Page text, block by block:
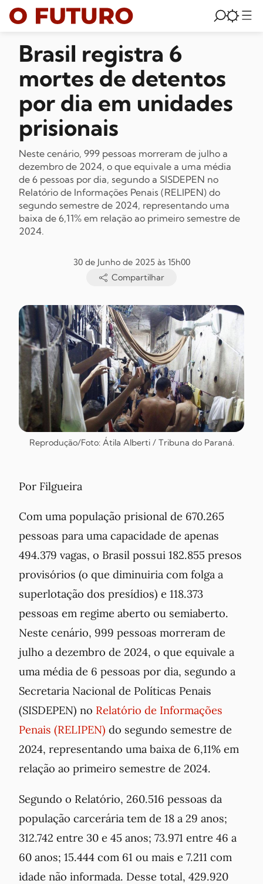
Brasil registra 6
mortes de detentos
por dia em unidades
prisionais
Neste cenário, 999 pessoas morreram de julho a
dezembro de 2024, o que equivale a uma média
de 6 pessoas por dia, segundo a SISDEPEN no
Relatório de Informações Penais (RELIPEN) do
segundo semestre de 2024, representando uma
baixa de 6,11% em relação ao primeiro semestre de
2024.
30 de Junho de 2025 às 15h00
Compartilhar
Reprodução/Foto: Átila Alberti / Tribuna do Paraná.
Por Filgueira
Com uma população prisional de 670.265
pessoas para uma capacidade de apenas
494.379 vagas, o Brasil possui 182.855 presos
provisórios (o que diminuiria com folga a
superlotação dos presídios) e 118.373
pessoas em regime aberto ou semiaberto.
Neste cenário, 999 pessoas morreram de
julho a dezembro de 2024, o que equivale a
uma média de 6 pessoas por dia, segundo a
Secretaria Nacional de Políticas Penais
(SISDEPEN) no Relatório de Informações
Penais (RELIPEN) do segundo semestre de
2024, representando uma baixa de 6,11% em
relação ao primeiro semestre de 2024.
Segundo o Relatório, 260.516 pessoas da
população carcerária tem de 18 a 29 anos;
312.742 entre 30 e 45 anos; 73.971 entre 46 a
60 anos; 15.444 com 61 ou mais e 7.211 com
idade não informada. Desse total, 429.920